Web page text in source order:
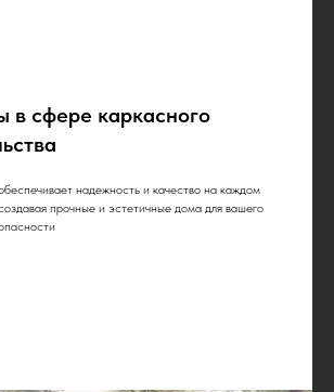
в сфере каркасного
надежность и качество на каждом
прочные и эстетичные дома для вашего